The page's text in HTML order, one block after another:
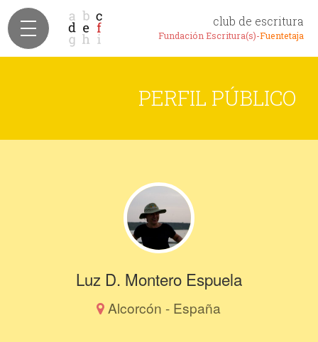
club de escritura
Fundación Escritura(s)-Fuentetaja
PERFIL PÚBLICO
Luz D. Montero Espuela
Alcorcón - España